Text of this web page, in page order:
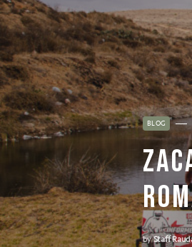
BLOG
byStaff